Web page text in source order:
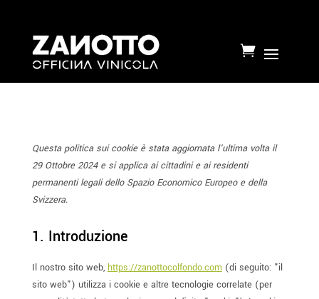

Questa politica sui cookie è stata aggiornata l'ultima volta il
29 Ottobre 2024 e si applica ai cittadini e ai residenti
permanenti legali dello Spazio Economico Europeo e della
Svizzera.
1. Introduzione
Il nostro sito web, https://zanottocolfondo.com(di seguito: "il
sito web") utilizza i cookie e altre tecnologie correlate (per